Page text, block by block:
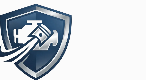
Image